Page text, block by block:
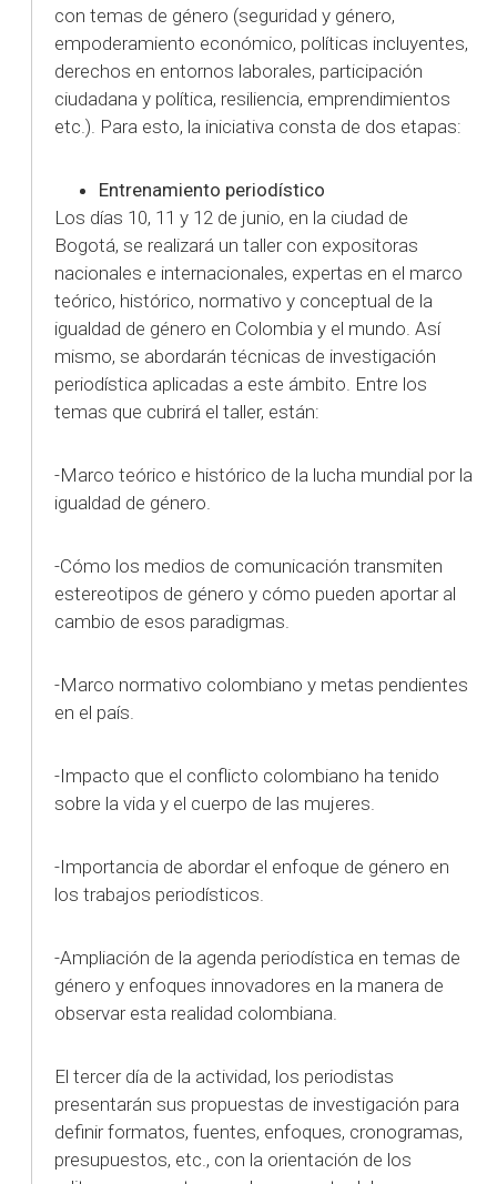
con temas de género (seguridad y género,
empoderamiento económico, políticas incluyentes,
derechos en entornos laborales, participación
ciudadana y política, resiliencia, emprendimientos
etc.). Para esto, la iniciativa consta de dos etapas:
Entrenamiento periodístico
Los días 10, 11 y 12 de junio, en la ciudad de
Bogotá, se realizará un taller con expositoras
nacionales e internacionales, expertas en el marco
teórico, histórico, normativo y conceptual de la
igualdad de género en Colombia y el mundo. Así
mismo, se abordarán técnicas de investigación
periodística aplicadas a este ámbito. Entre los
temas que cubrirá el taller, están:
-Marco teórico e histórico de la lucha mundial por la
igualdad de género.
-Cómo los medios de comunicación transmiten
estereotipos de género y cómo pueden aportar al
cambio de esos paradigmas.
-Marco normativo colombiano y metas pendientes
en el país.
-Impacto que el conflicto colombiano ha tenido
sobre la vida y el cuerpo de las mujeres.
-Importancia de abordar el enfoque de género en
los trabajos periodísticos.
-Ampliación de la agenda periodística en temas de
género y enfoques innovadores en la manera de
observar esta realidad colombiana.
El tercer día de la actividad, los periodistas
presentarán sus propuestas de investigación para
definir formatos, fuentes, enfoques, cronogramas,
presupuestos, etc., con la orientación de los